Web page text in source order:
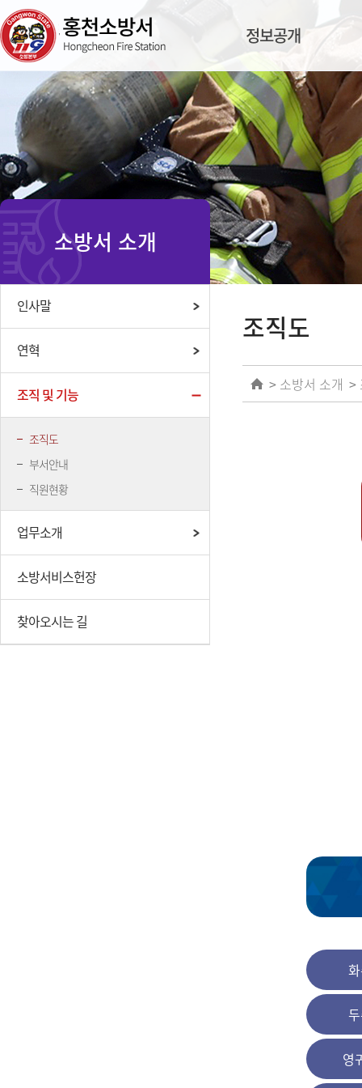
정보공개
소방서 소개
인사말
연혁
조직 및 기능
조직도
부서안내
직원현황
업무소개
소방서비스헌장
찾아오시는 길
조직도
소방서 소개
영